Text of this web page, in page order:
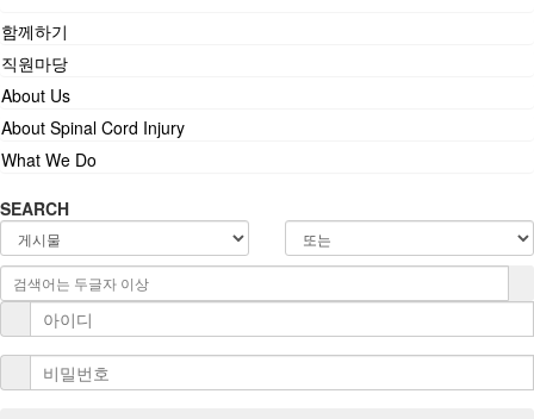
함께하기
직원마당
About Us
About Spinal Cord Injury
What We Do
SEARCH